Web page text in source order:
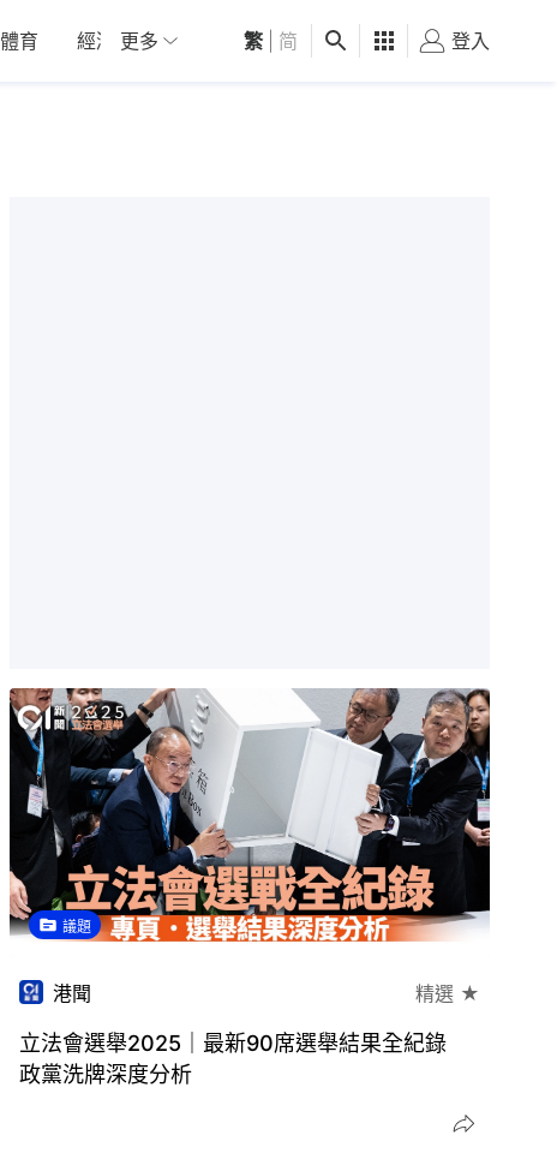
體育 經濟 01深圳 觀點 健康 好食玩飛
更多 繁 简 登入
議題
港聞 精選 ★
立法會選舉2025｜最新90席選舉結果全紀錄
政黨洗牌深度分析